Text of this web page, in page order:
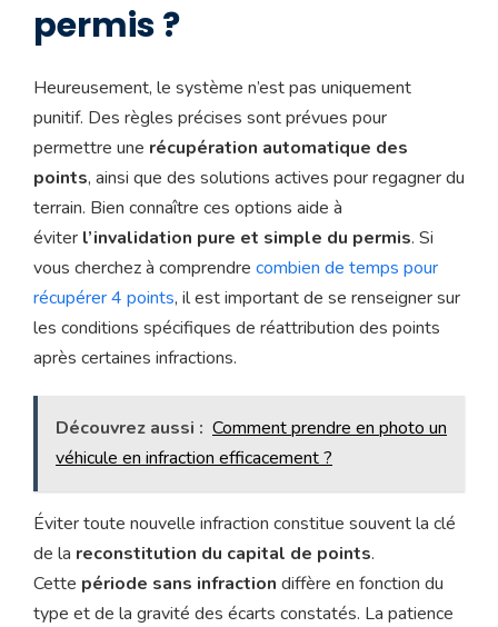
permis ?
Heureusement, le système n’est pas uniquement
punitif. Des règles précises sont prévues pour
permettre une récupération automatique des
points, ainsi que des solutions actives pour regagner du
terrain. Bien connaître ces options aide à
éviter l’invalidation pure et simple du permis. Si
vous cherchez à comprendre combien de temps pour
récupérer 4 points, il est important de se renseigner sur
les conditions spécifiques de réattribution des points
après certaines infractions.
Découvrez aussi : Comment prendre en photo un
véhicule en infraction efficacement ?
Éviter toute nouvelle infraction constitue souvent la clé
de la reconstitution du capital de points.
Cette période sans infraction diffère en fonction du
type et de la gravité des écarts constatés. La patience